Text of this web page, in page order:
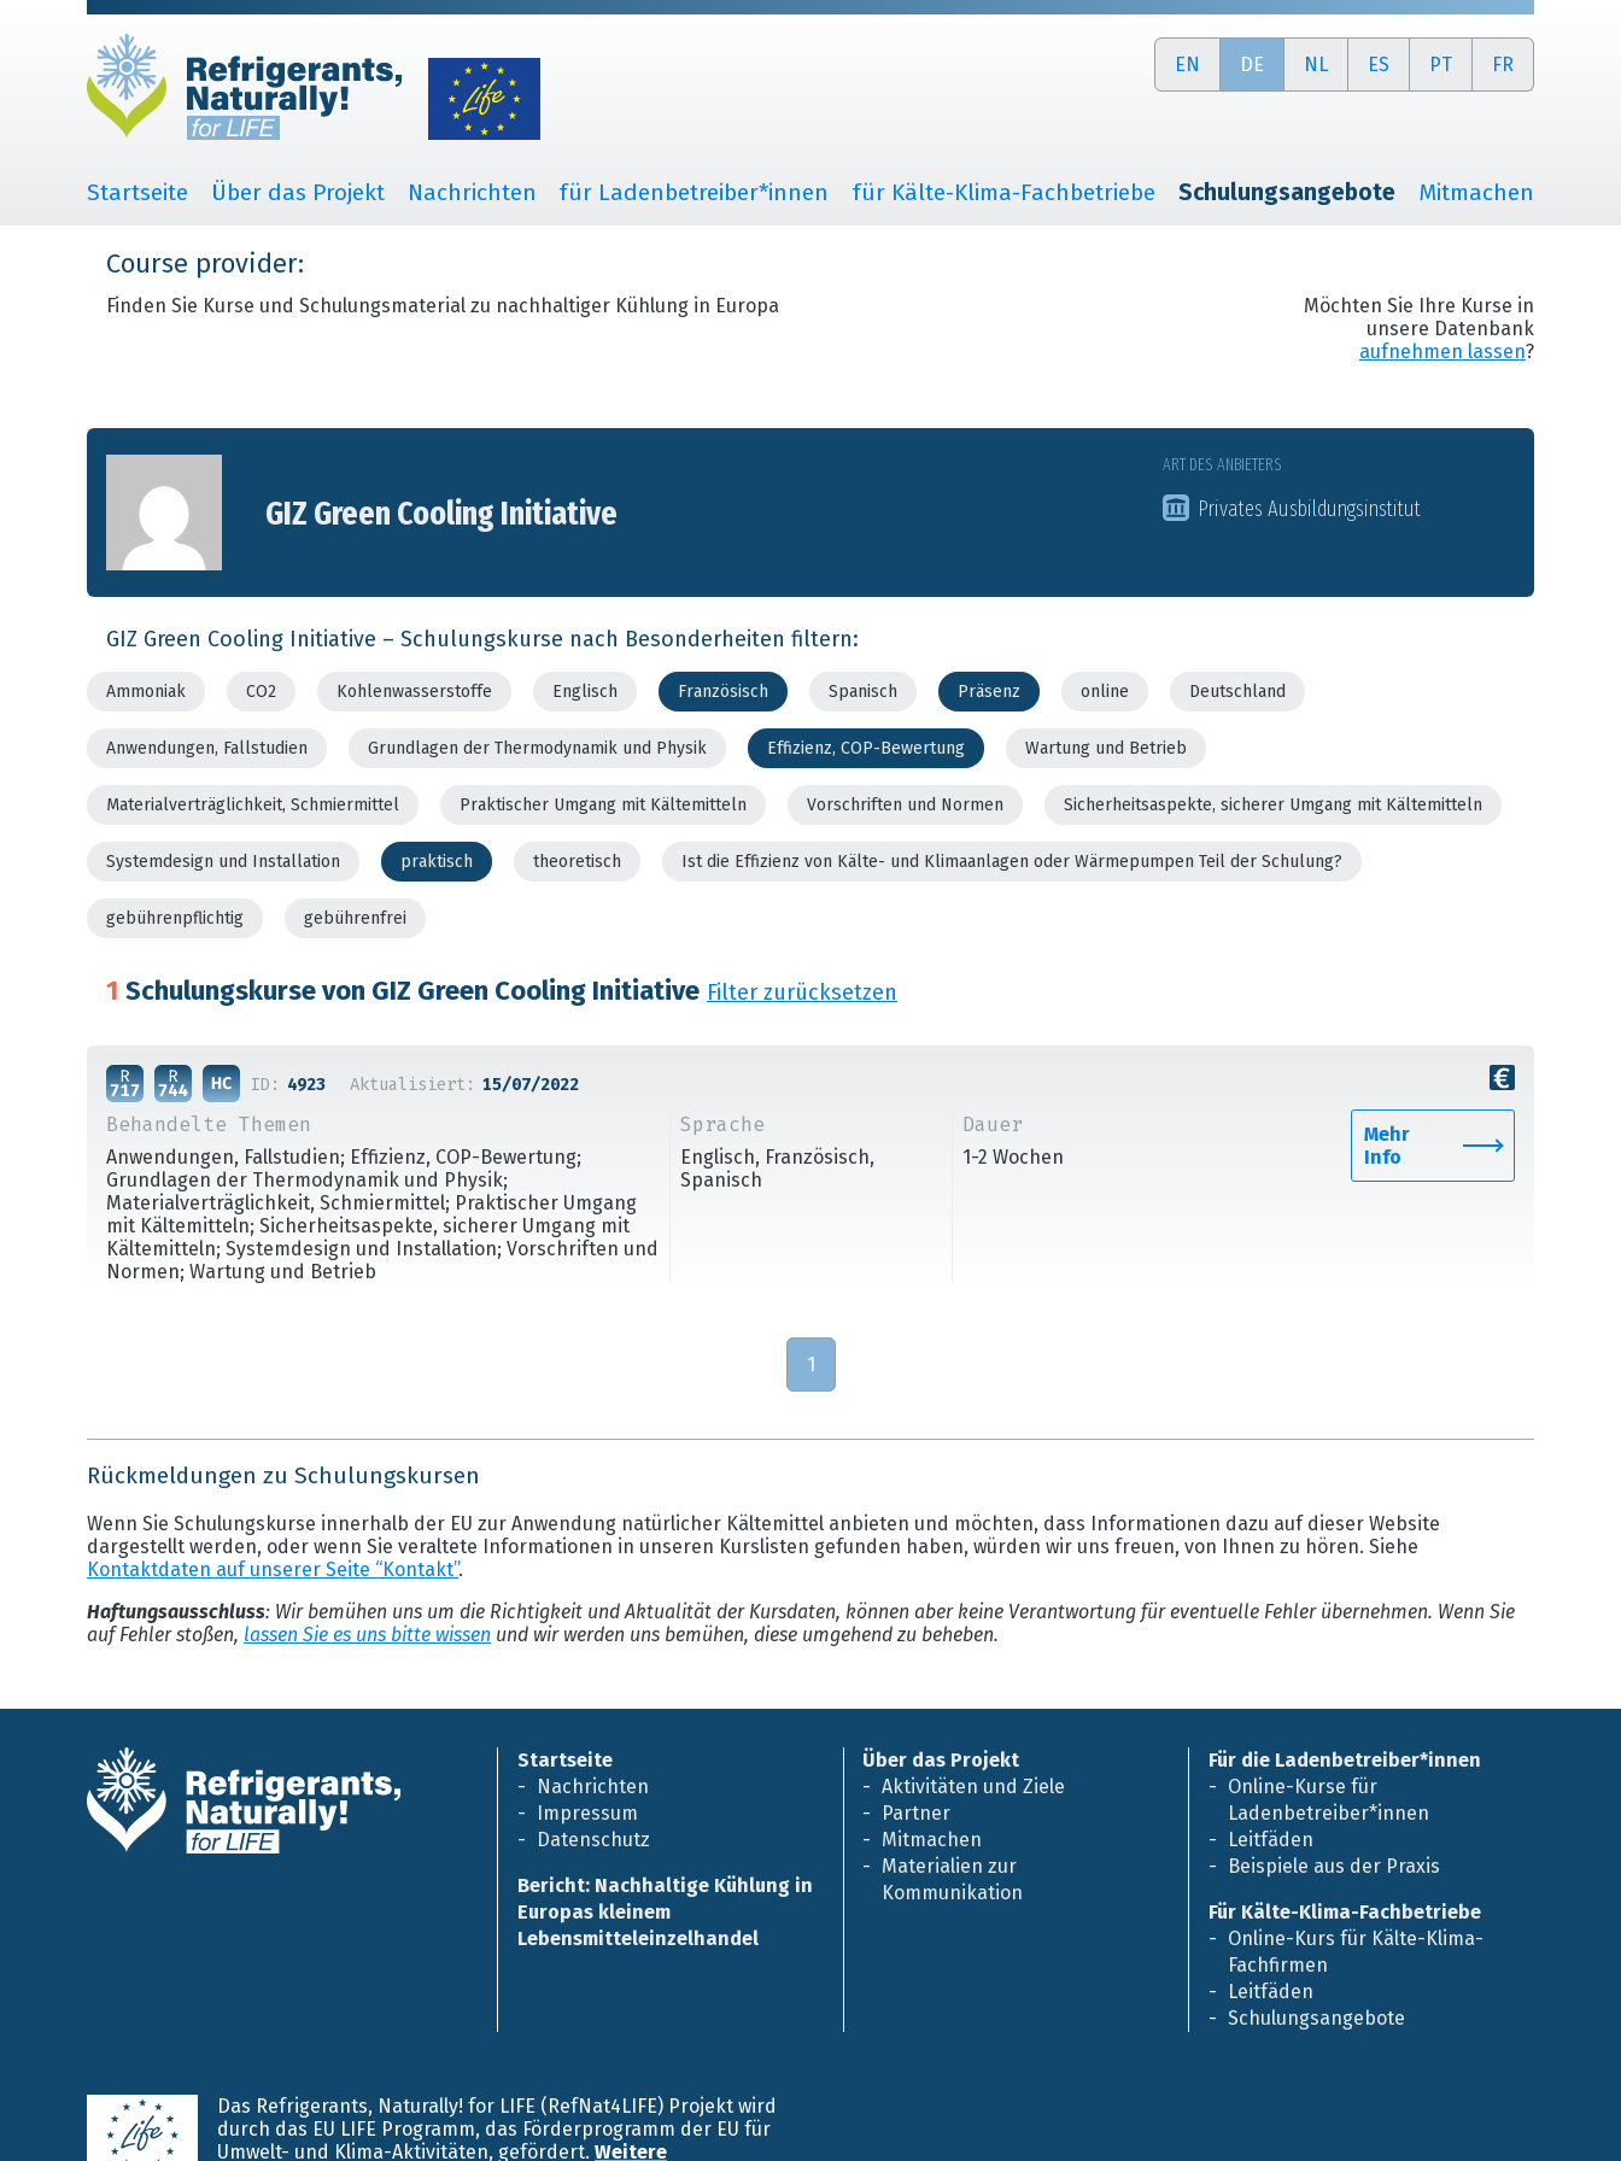
EN DE NL ES PT FR
Startseite Über das Projekt Nachrichten für Ladenbetreiber*innen für Kälte-Klima-Fachbetriebe Schulungsangebote Mitmachen
Course provider:
Finden Sie Kurse und Schulungsmaterial zu nachhaltiger Kühlung in Europa
Möchten Sie Ihre Kurse in
unsere Datenbank
aufnehmen lassen?
GIZ Green Cooling Initiative
ART DES ANBIETERS
Privates Ausbildungsinstitut
GIZ Green Cooling Initiative – Schulungskurse nach Besonderheiten filtern:
Ammoniak CO2 Kohlenwasserstoffe Englisch Französisch Spanisch Präsenz online Deutschland
Anwendungen, Fallstudien Grundlagen der Thermodynamik und Physik Effizienz, COP-Bewertung Wartung und Betrieb
Materialverträglichkeit, Schmiermittel Praktischer Umgang mit Kältemitteln Vorschriften und Normen Sicherheitsaspekte, sicherer Umgang mit Kältemitteln
Systemdesign und Installation praktisch theoretisch Ist die Effizienz von Kälte- und Klimaanlagen oder Wärmepumpen Teil der Schulung?
gebührenpflichtig gebührenfrei
1 Schulungskurse von GIZ Green Cooling Initiative Filter zurücksetzen
ID: 4923 Aktualisiert: 15/07/2022
Behandelte Themen
Anwendungen, Fallstudien; Effizienz, COP-Bewertung;
Grundlagen der Thermodynamik und Physik;
Materialverträglichkeit, Schmiermittel; Praktischer Umgang
mit Kältemitteln; Sicherheitsaspekte, sicherer Umgang mit
Kältemitteln; Systemdesign und Installation; Vorschriften und
Normen; Wartung und Betrieb
Sprache
Englisch, Französisch,
Spanisch
Dauer
1-2 Wochen
Mehr
Info
1
Rückmeldungen zu Schulungskursen
Wenn Sie Schulungskurse innerhalb der EU zur Anwendung natürlicher Kältemittel anbieten und möchten, dass Informationen dazu auf dieser Website
dargestellt werden, oder wenn Sie veraltete Informationen in unseren Kurslisten gefunden haben, würden wir uns freuen, von Ihnen zu hören. Siehe
Kontaktdaten auf unserer Seite “Kontakt”.
Haftungsausschluss: Wir bemühen uns um die Richtigkeit und Aktualität der Kursdaten, können aber keine Verantwortung für eventuelle Fehler übernehmen. Wenn Sie
auf Fehler stoßen, lassen Sie es uns bitte wissen und wir werden uns bemühen, diese umgehend zu beheben.
Startseite
Nachrichten
Impressum
Datenschutz
Bericht: Nachhaltige Kühlung in
Europas kleinem
Lebensmitteleinzelhandel
Über das Projekt
Aktivitäten und Ziele
Partner
Mitmachen
Materialien zur
Kommunikation
Für die Ladenbetreiber*innen
Online-Kurse für
Ladenbetreiber*innen
Leitfäden
Beispiele aus der Praxis
Für Kälte-Klima-Fachbetriebe
Online-Kurs für Kälte-Klima-
Fachfirmen
Leitfäden
Schulungsangebote
Das Refrigerants, Naturally! for LIFE (RefNat4LIFE) Projekt wird
durch das EU LIFE Programm, das Förderprogramm der EU für
Umwelt- und Klima-Aktivitäten, gefördert. Weitere